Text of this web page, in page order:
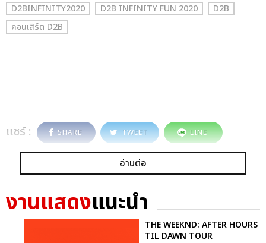
D2BINFINITY2020 D2B INFINITY FUN 2020
D2B
คอนเสิร์ต D2B
แชร์ : SHARE TWEET LINE
อ่านต่อ
งานแสดงแนะนำ
THE WEEKND: AFTER HOURS
TIL DAWN TOUR